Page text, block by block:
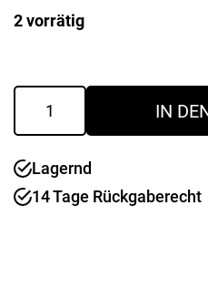
2 vorrätig
Auflaufform
Menge
IN
Lagernd
14 Tage Rückgaberecht